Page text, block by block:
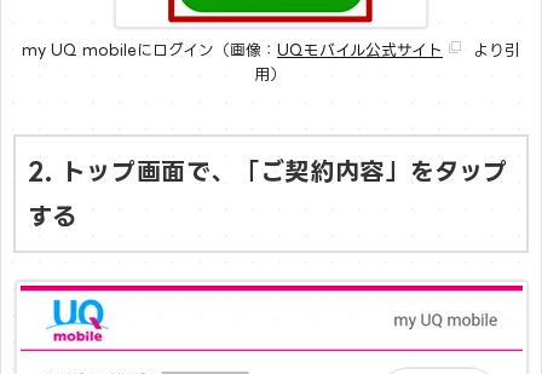
my UQ mobileにログイン（画像： UQモバイル公式サイト
より引
用）
2. トップ画面で、「ご契約内容」をタップ
する